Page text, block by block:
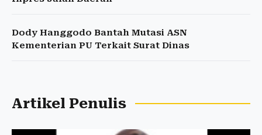
Dody Hanggodo Bantah Mutasi ASN
Kementerian PU Terkait Surat Dinas
Artikel Penulis